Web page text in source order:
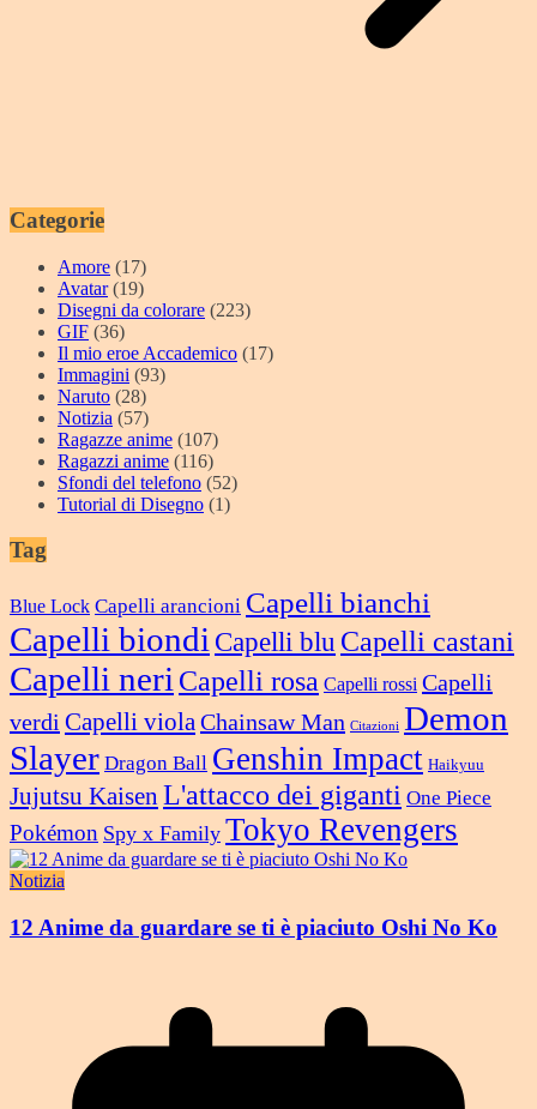
Categorie
Amore (17)
Avatar(19)
Disegni da colorare (223)
GIF (36)
Il mio eroe Accademico (17)
Immagini (93)
Naruto (28)
Notizia (57)
Ragazze anime (107)
Ragazzi anime (116)
Sfondi del telefono (52)
Tutorial di Disegno (1)
Tag
Blue Lock Capelli arancioni Capelli bianchi
Capelli biondi Capelli blu Capelli castani
Capelli neri Capelli rosa Capelli rossi Capelli
verdi Capelli viola Chainsaw Man Citazioni Demon
Slayer Dragon Ball Genshin Impact Haikyuu
Jujutsu Kaisen L'attacco dei giganti One Piece
Pokémon Spy x Family Tokyo Revengers
Notizia
12 Anime da guardare se ti è piaciuto Oshi No Ko